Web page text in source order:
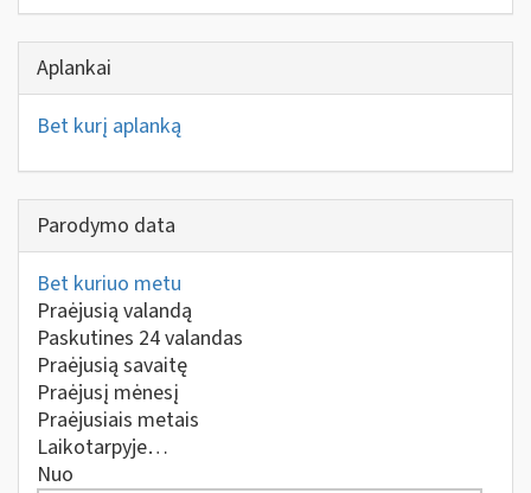
Aplankai
Bet kurį aplanką
Parodymo data
Bet kuriuo metu
Praėjusią valandą
Paskutines 24 valandas
Praėjusią savaitę
Praėjusį mėnesį
Praėjusiais metais
Laikotarpyje…
Nuo